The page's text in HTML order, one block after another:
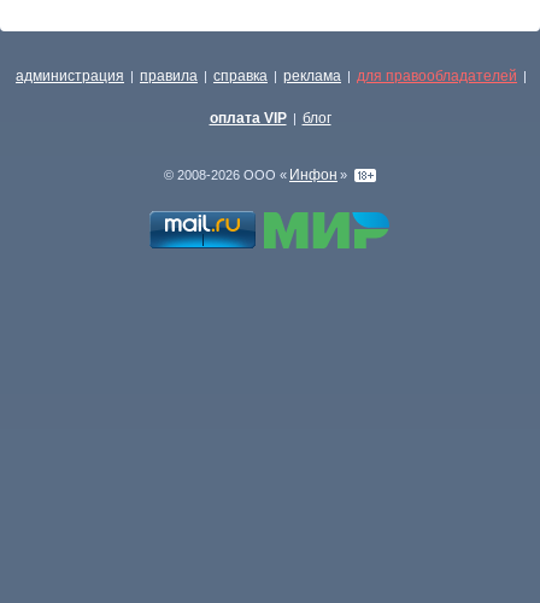
администрация | правила | справка | реклама | для правообладателей |
оплата VIP | блог
© 2008-2026 ООО « Инфон »